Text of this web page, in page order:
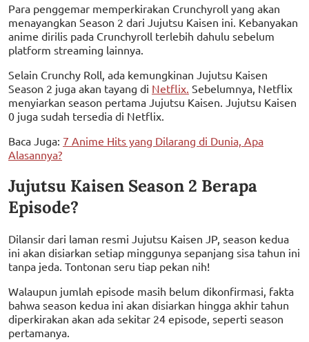
Para penggemar memperkirakan Crunchyroll yang akan
menayangkan Season 2 dari Jujutsu Kaisen ini. Kebanyakan
anime dirilis pada Crunchyroll terlebih dahulu sebelum
platform streaming lainnya.
Selain Crunchy Roll, ada kemungkinan Jujutsu Kaisen
Season 2 juga akan tayang di Netflix. Sebelumnya, Netflix
menyiarkan season pertama Jujutsu Kaisen. Jujutsu Kaisen
0 juga sudah tersedia di Netflix.
Baca Juga: 7 Anime Hits yang Dilarang di Dunia, Apa
Alasannya?
Jujutsu Kaisen Season 2 Berapa
Episode?
Dilansir dari laman resmi Jujutsu Kaisen JP, season kedua
ini akan disiarkan setiap minggunya sepanjang sisa tahun ini
tanpa jeda. Tontonan seru tiap pekan nih!
Walaupun jumlah episode masih belum dikonfirmasi, fakta
bahwa season kedua ini akan disiarkan hingga akhir tahun
diperkirakan akan ada sekitar 24 episode, seperti season
pertamanya.